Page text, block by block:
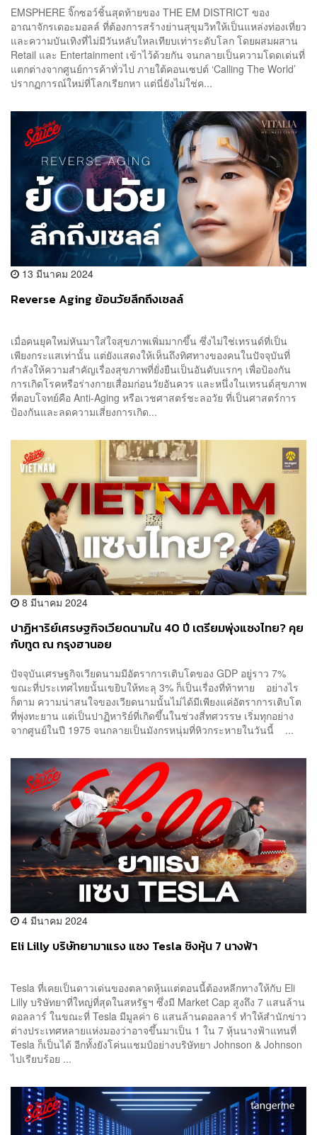
EMSPHERE จิ๊กซอว์ชิ้นสุดท้ายของ THE EM DISTRICT ของ
อาณาจักรเดอะมอลล์ ที่ต้องการสร้างย่านสุขุมวิทให้เป็นแหล่งท่องเที่ยว
และความบันเทิงที่ไม่มีวันหลับใหลเทียบเท่าระดับโลก โดยผสมผสาน
Retail และ Entertainment เข้าไว้ด้วยกัน จนกลายเป็นความโดดเด่นที่
แตกต่างจากศูนย์การค้าทั่วไป ภายใต้คอนเซปต์ ‘Calling The World’
ปรากฏการณ์ใหม่ที่โลกเรียกหา แต่นี่ยังไม่ใช่ค...
13 มีนาคม 2024
Reverse Aging ย้อนวัยลึกถึงเซลล์
เมื่อคนยุคใหม่หันมาใส่ใจสุขภาพเพิ่มมากขึ้น ซึ่งไม่ใช่เทรนด์ที่เป็น
เพียงกระแสเท่านั้น แต่ยังแสดงให้เห็นถึงทิศทางของคนในปัจจุบันที่
กำลังให้ความสำคัญเรื่องสุขภาพที่ยั่งยืนเป็นอันดับแรกๆ เพื่อป้องกัน
การเกิดโรคหรือร่างกายเสื่อมก่อนวัยอันควร และหนึ่งในเทรนด์สุขภาพ
ที่ตอบโจทย์คือ Anti-Aging หรือเวชศาสตร์ชะลอวัย ที่เป็นศาสตร์การ
ป้องกันและลดความเสี่ยงการเกิด...
8 มีนาคม 2024
ปาฏิหาริย์เศรษฐกิจเวียดนามใน 40 ปี เตรียมพุ่งแซงไทย? คุย
กับทูต ณ กรุงฮานอย
ปัจจุบันเศรษฐกิจเวียดนามมีอัตราการเติบโตของ GDP อยู่ราว 7%
ขณะที่ประเทศไทยนั้นเขยิบให้ทะลุ 3% ก็เป็นเรื่องที่ท้าทาย อย่างไร
ก็ตาม ความน่าสนใจของเวียดนามนั้นไม่ได้มีเพียงแค่อัตราการเติบโต
ที่พุ่งทะยาน แต่เป็นปาฏิหาริย์ที่เกิดขึ้นในช่วงสี่ทศวรรษ เริ่มทุกอย่าง
จากศูนย์ในปี 1975 จนกลายเป็นมังกรหนุ่มที่หิวกระหายในวันนี้ ...
4 มีนาคม 2024
Eli Lilly บริษัทยามาแรง แซง Tesla ชิงหุ้น 7 นางฟ้า
Tesla ที่เคยเป็นดาวเด่นของตลาดหุ้นแต่ตอนนี้ต้องหลีกทางให้กับ Eli
Lilly บริษัทยาที่ใหญ่ที่สุดในสหรัฐฯ ซึ่งมี Market Cap สูงถึง 7 แสนล้าน
ดอลลาร์ ในขณะที่ Tesla มีมูลค่า 6 แสนล้านดอลลาร์ ทำให้สำนักข่าว
ต่างประเทศหลายแห่งมองว่าอาจขึ้นมาเป็น 1 ใน 7 หุ้นนางฟ้าแทนที่
Tesla ก็เป็นได้ อีกทั้งยังโค่นแชมป์อย่างบริษัทยา Johnson & Johnson
ไปเรียบร้อย ...